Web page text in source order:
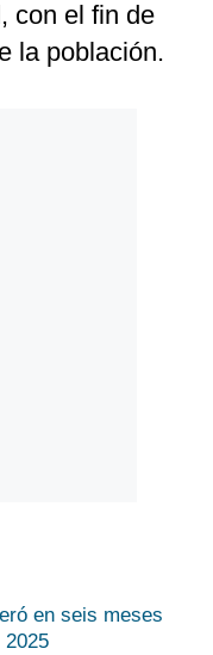
con el fin de
la población.
en seis meses
2025